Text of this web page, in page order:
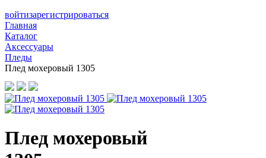
войтизарегистрироваться
Главная
Каталог
Аксессуары
Пледы
Плед мохеровый 1305
Плед мохеровый